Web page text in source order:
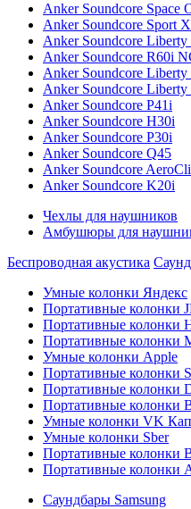
Anker Soundcore Space
Anker Soundcore Sport
Anker Soundcore Liberty
Anker Soundcore R60i
Anker Soundcore Liberty
Anker Soundcore Liberty
Anker Soundcore P41i
Anker Soundcore H30i
Anker Soundcore P30i
Anker Soundcore Q45
Anker Soundcore
Anker Soundcore K20i
Чехлы для наушников
Амбушюры для
Беспроводная акустика
Умные колонки Яндекс
Портативные колонки
Портативные колонки
Портативные колонки
Умные колонки Apple
Портативные колонки
Портативные колонки
Портативные колонки
Умные колонки VK
Умные колонки Sber
Портативные колонки
Портативные колонки
Саундбары Samsung